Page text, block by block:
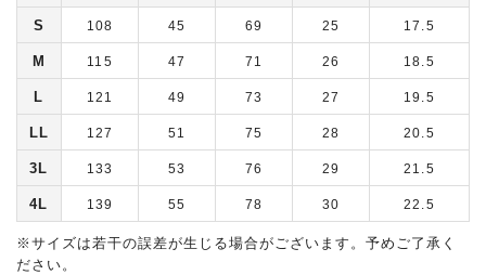
S 108 45 69 25 17.5
M 115 47 71 26 18.5
L 121 49 73 27 19.5
LL 127 51 75 28 20.5
3L 133 53 76 29 21.5
4L 139 55 78 30 22.5
※サイズは若干の誤差が生じる場合がございます。予めご了承く
ださい。